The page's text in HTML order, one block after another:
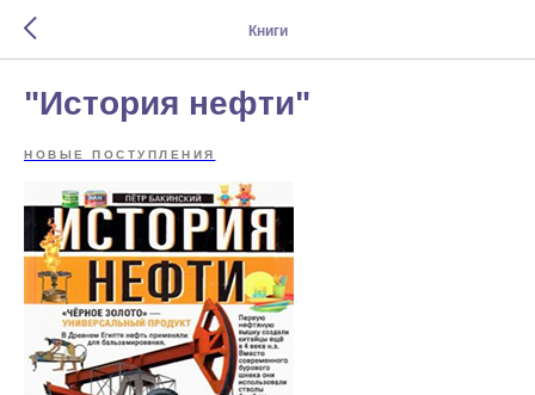
Книги
"История нефти"
НОВЫЕ ПОСТУПЛЕНИЯ